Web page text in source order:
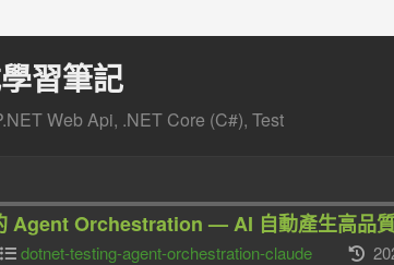
習筆記
Web Api, .NET Core (C#), Test
Agent Orchestration — AI 自動產生高品質
dotnet-testing-agent-orchestration-claude